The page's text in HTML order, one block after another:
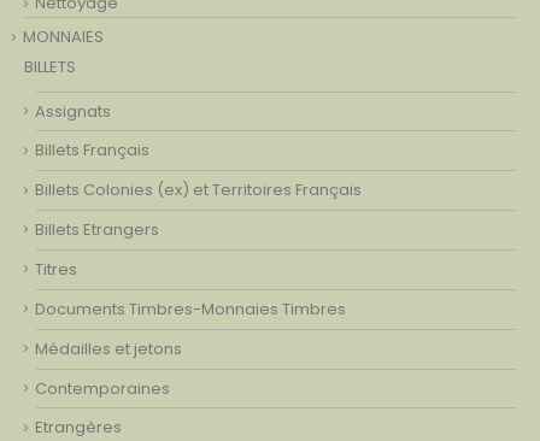
MONNAIES
BILLETS
Assignats
Billets Français
Billets Colonies (ex) et Territoires Français
Billets Etrangers
Titres
Documents Timbres-Monnaies Timbres
Médailles et jetons
Contemporaines
Etrangères